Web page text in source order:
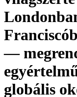
—
globális